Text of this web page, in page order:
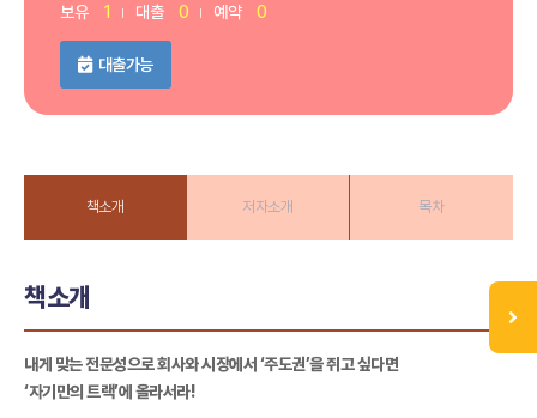
보유 1 대출 0 예약 0
대출가능
책소개 저자소개 목차
책소개
내게 맞는 전문성으로 회사와 시장에서 ‘주도권’을 쥐고 싶다면
‘자기만의 트랙’에 올라서라!